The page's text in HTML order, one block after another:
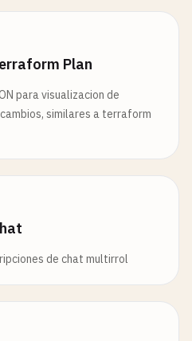
Plan
para visualizacion de
similares a terraform
de chat multirrol